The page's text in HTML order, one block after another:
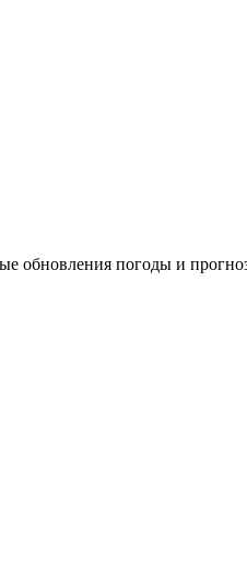
обновления погоды и